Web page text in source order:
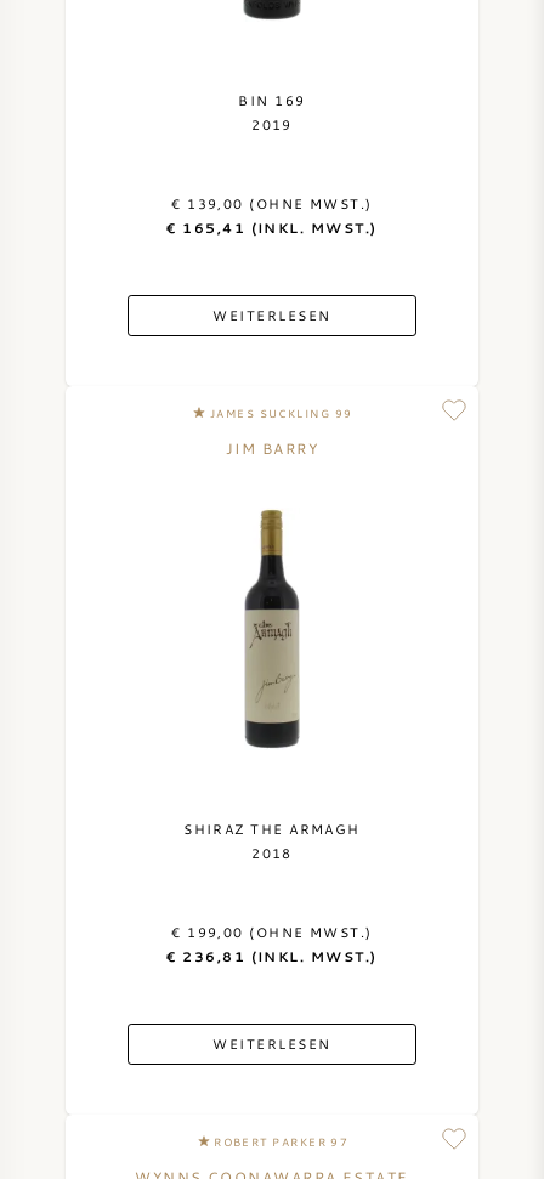
BIN 169
2019
€ 139,00 (OHNE MWST.)
€ 165,41 (INKL. MWST.)
WEITERLESEN
JAMES SUCKLING 99
JIM BARRY
SHIRAZ THE ARMAGH
2018
€ 199,00 (OHNE MWST.)
€ 236,81 (INKL. MWST.)
WEITERLESEN
ROBERT PARKER 97